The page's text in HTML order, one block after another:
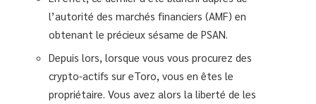
l’autorité des marchés financiers (AMF) en
obtenant le précieux sésame de PSAN.
Depuis lors, lorsque vous vous procurez des
crypto-actifs sur eToro, vous en êtes le
propriétaire. Vous avez alors la liberté de les